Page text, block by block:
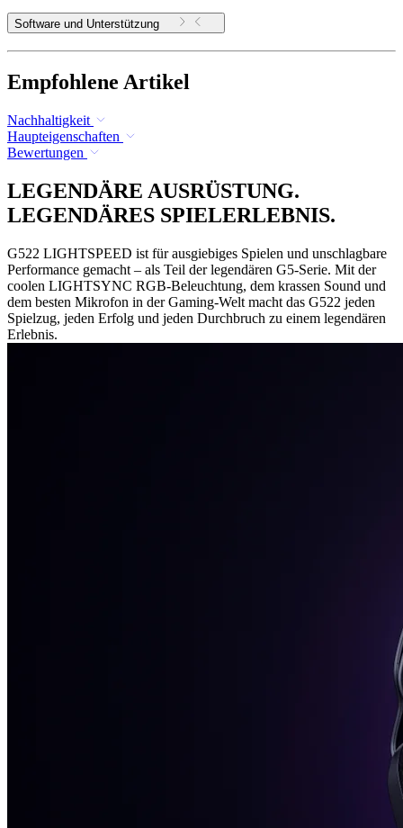
Software und Unterstützung
Empfohlene Artikel
Nachhaltigkeit
Haupteigenschaften
Bewertungen
LEGENDÄRE AUSRÜSTUNG.
LEGENDÄRES SPIELERLEBNIS.
G522 LIGHTSPEED ist für ausgiebiges Spielen und unschlagbare
Performance gemacht – als Teil der legendären G5-Serie. Mit der
coolen LIGHTSYNC RGB-Beleuchtung, dem krassen Sound und
dem besten Mikrofon in der Gaming-Welt macht das G522 jeden
Spielzug, jeden Erfolg und jeden Durchbruch zu einem legendären
Erlebnis.